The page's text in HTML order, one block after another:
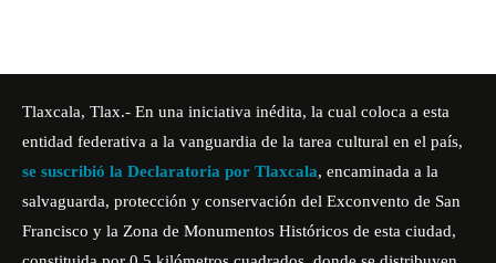
Tlaxcala, Tlax.- En una iniciativa inédita, la cual coloca a esta
entidad federativa a la vanguardia de la tarea cultural en el país,
se suscribió la Declaratoria por Tlaxcala, encaminada a la
salvaguarda, protección y conservación del Exconvento de San
Francisco y la Zona de Monumentos Históricos de esta ciudad,